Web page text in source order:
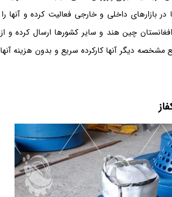
در بازارهای داخلی و خارجی فعالیت کرده و آنها
چین هند و سایر کشورها ارسال کرده و
دیگر آنها کارکرده سریع و بدون هزینه